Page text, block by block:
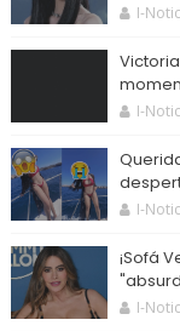
I-
I-
I-
¡Sofá
I-